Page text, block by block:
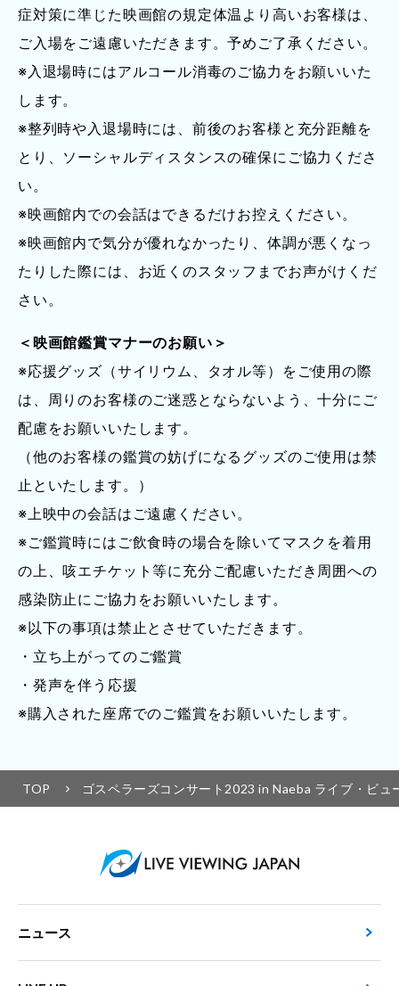
症対策に準じた映画館の規定体温より高いお客様は、
ご入場をご遠慮いただきます。予めご了承ください。
※入退場時にはアルコール消毒のご協力をお願いいた
します。
※整列時や入退場時には、前後のお客様と充分距離を
とり、ソーシャルディスタンスの確保にご協力くださ
い。
※映画館内での会話はできるだけお控えください。
※映画館内で気分が優れなかったり、体調が悪くなっ
たりした際には、お近くのスタッフまでお声がけくだ
さい。
＜映画館鑑賞マナーのお願い＞
※応援グッズ（サイリウム、タオル等）をご使用の際
は、周りのお客様のご迷惑とならないよう、十分にご
配慮をお願いいたします。
（他のお客様の鑑賞の妨げになるグッズのご使用は禁
止といたします。）
※上映中の会話はご遠慮ください。
※ご鑑賞時にはご飲食時の場合を除いてマスクを着用
の上、咳エチケット等に充分ご配慮いただき周囲への
感染防止にご協力をお願いいたします。
※以下の事項は禁止とさせていただきます。
・立ち上がってのご鑑賞
・発声を伴う応援
※購入された座席でのご鑑賞をお願いいたします。
TOP ゴスペラーズコンサート2023 in Naeba ライブ・ビ
ニュース